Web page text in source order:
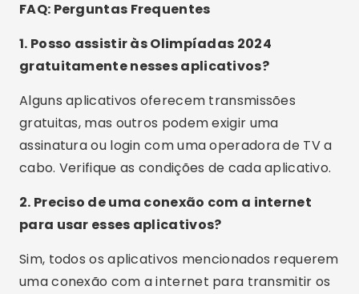
FAQ: Perguntas Frequentes
1. Posso assistir às Olimpíadas 2024
gratuitamente nesses aplicativos?
Alguns aplicativos oferecem transmissões
gratuitas, mas outros podem exigir uma
assinatura ou login com uma operadora de TV a
cabo. Verifique as condições de cada aplicativo.
2. Preciso de uma conexão com a internet
para usar esses aplicativos?
Sim, todos os aplicativos mencionados requerem
uma conexão com a internet para transmitir os